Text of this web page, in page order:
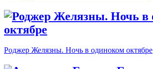
Роджер Желязны. Ночь в одиноком октябре